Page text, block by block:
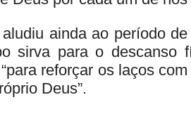
ainda ao período
sirva para o descanso
reforçar os laços
Deus”.